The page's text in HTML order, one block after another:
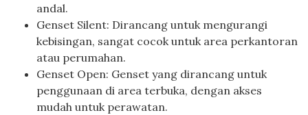
andal.
Genset Silent: Dirancang untuk mengurangi
kebisingan, sangat cocok untuk area perkantoran
atau perumahan.
Genset Open: Genset yang dirancang untuk
penggunaan di area terbuka, dengan akses
mudah untuk perawatan.